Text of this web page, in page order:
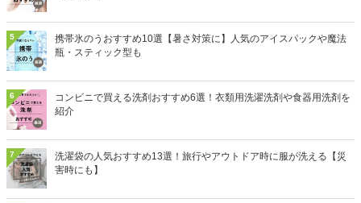
5
携帯氷のうおすすめ10選【暑さ対策に】人気のアイスパックや魔法
瓶・スティック型も
6
コンビニで買える洗剤おすすめ6選！衣類用洗濯洗剤や食器用洗剤を
紹介
7
洗濯袋の人気おすすめ13選！旅行やアウトドア時に服が洗える【災
害時にも】